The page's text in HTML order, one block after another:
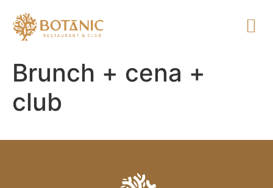
Brunch + cena +
club